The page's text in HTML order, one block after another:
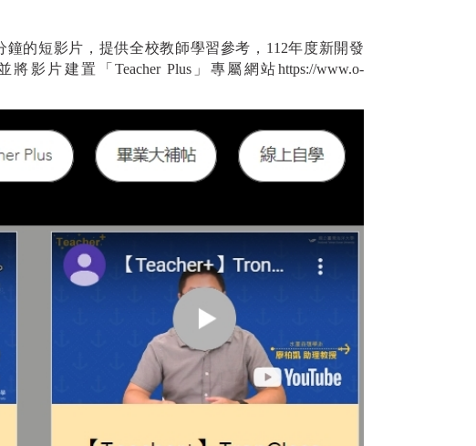
的短影片，提供全校教師學習參考，112年度新開發
影片建置「Teacher Plus」專屬網站https://www.o-